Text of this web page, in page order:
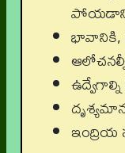
ఇంద్రియ